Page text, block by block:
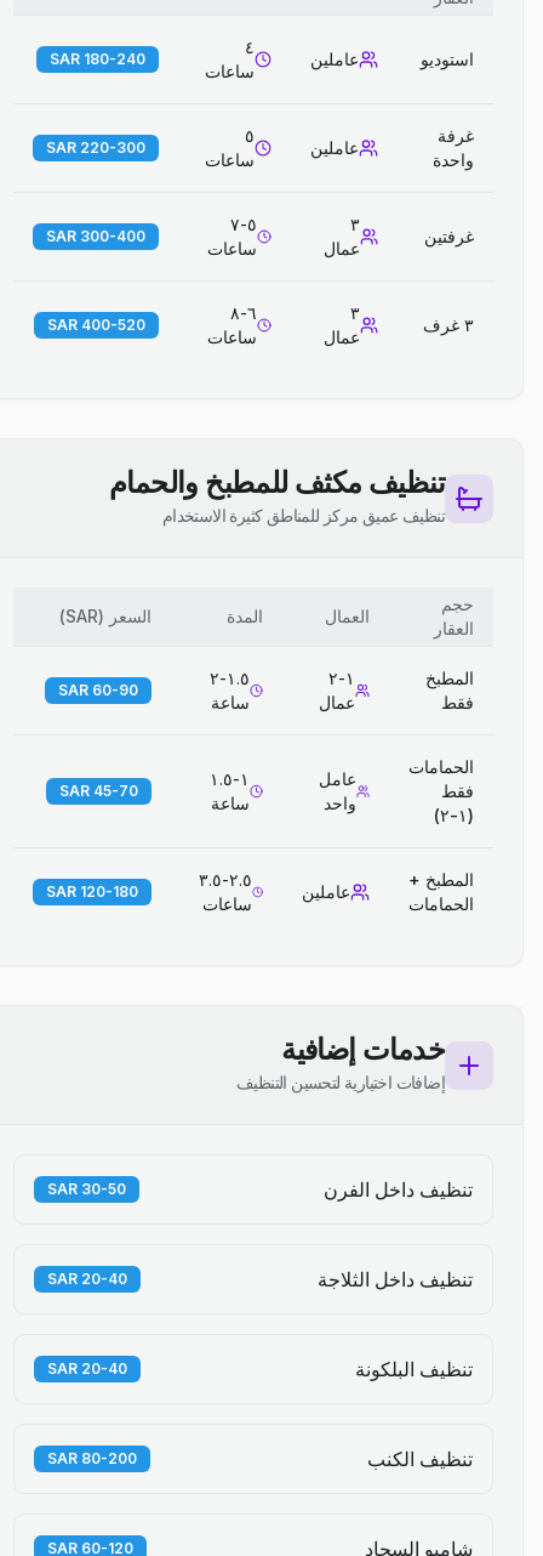
استوديو عاملين
٤
ساعات
180-240 SAR
غرفة
واحدة
عاملين
٥
ساعات
220-300 SAR
غرفتين
٣
عمال
٥-٧
ساعات
300-400 SAR
٣ غرف
٣
عمال
٦-٨
ساعات
400-520 SAR
تنظيف مكثف للمطبخ والحمام
تنظيف عميق مركز للمناطق كثيرة الاستخدام
حجم
العقار
العمال المدة السعر (
SAR
)
المطبخ
فقط
١-٢
عمال
١.٥-٢
ساعة
60-90 SAR
الحمامات
فقط
(١-٢)
عامل
واحد
١-١.٥
ساعة
45-70 SAR
المطبخ +
الحمامات
عاملين
٢.٥-٣.٥
ساعات
120-180 SAR
خدمات إضافية
إضافات اختيارية لتحسين التنظيف
تنظيف داخل الفرن 30-50 SAR
تنظيف داخل الثلاجة 20-40 SAR
تنظيف البلكونة 20-40 SAR
تنظيف الكنب 80-200 SAR
شامبو السجاد 60-120 SAR